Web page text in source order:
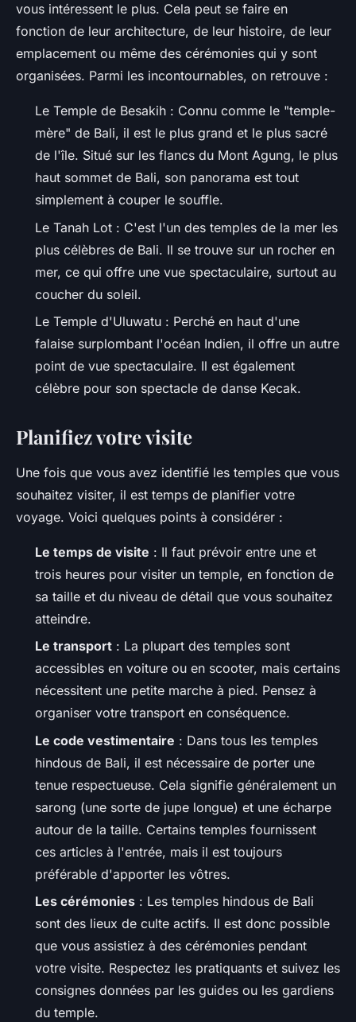
vous intéressent le plus. Cela peut se faire en
fonction de leur architecture, de leur histoire, de leur
emplacement ou même des cérémonies qui y sont
organisées. Parmi les incontournables, on retrouve :
Le Temple de Besakih : Connu comme le "temple-
mère" de Bali, il est le plus grand et le plus sacré
de l'île. Situé sur les flancs du Mont Agung, le plus
haut sommet de Bali, son panorama est tout
simplement à couper le souffle.
Le Tanah Lot : C'est l'un des temples de la mer les
plus célèbres de Bali. Il se trouve sur un rocher en
mer, ce qui offre une vue spectaculaire, surtout au
coucher du soleil.
Le Temple d'Uluwatu : Perché en haut d'une
falaise surplombant l'océan Indien, il offre un autre
point de vue spectaculaire. Il est également
célèbre pour son spectacle de danse Kecak.
Planifiez votre visite
Une fois que vous avez identifié les temples que vous
souhaitez visiter, il est temps de planifier votre
voyage. Voici quelques points à considérer :
Le temps de visite : Il faut prévoir entre une et
trois heures pour visiter un temple, en fonction de
sa taille et du niveau de détail que vous souhaitez
atteindre.
Le transport : La plupart des temples sont
accessibles en voiture ou en scooter, mais certains
nécessitent une petite marche à pied. Pensez à
organiser votre transport en conséquence.
Le code vestimentaire : Dans tous les temples
hindous de Bali, il est nécessaire de porter une
tenue respectueuse. Cela signifie généralement un
sarong (une sorte de jupe longue) et une écharpe
autour de la taille. Certains temples fournissent
ces articles à l'entrée, mais il est toujours
préférable d'apporter les vôtres.
Les cérémonies : Les temples hindous de Bali
sont des lieux de culte actifs. Il est donc possible
que vous assistiez à des cérémonies pendant
votre visite. Respectez les pratiquants et suivez les
consignes données par les guides ou les gardiens
du temple.